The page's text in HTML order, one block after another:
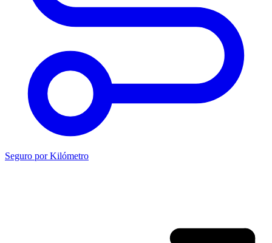
Seguro por Kilómetro